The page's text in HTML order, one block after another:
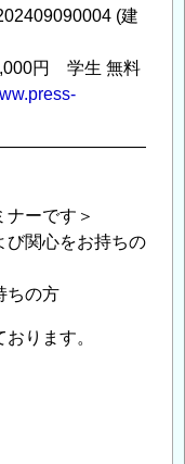
(建
円 学生 無料
ナーです＞
び関心をお持ちの
ちの方
ります。